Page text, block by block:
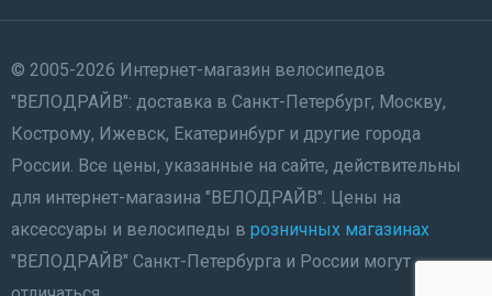
© 2005-2026 Интернет-магазин велосипедов
"ВЕЛОДРАЙВ": доставка в Санкт-Петербург, Москву,
Кострому, Ижевск, Екатеринбург и другие города
России. Все цены, указанные на сайте, действительны
для интернет-магазина "ВЕЛОДРАЙВ". Цены на
аксессуары и велосипеды в розничных магазинах
"ВЕЛОДРАЙВ" Санкт-Петербурга и России могут